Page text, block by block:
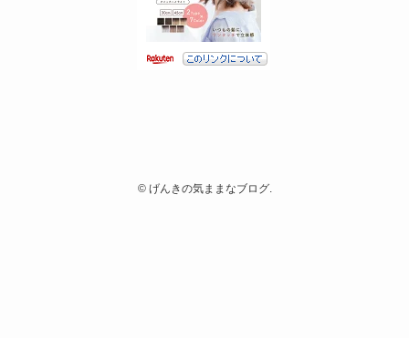
©げんきの気ままなブログ.